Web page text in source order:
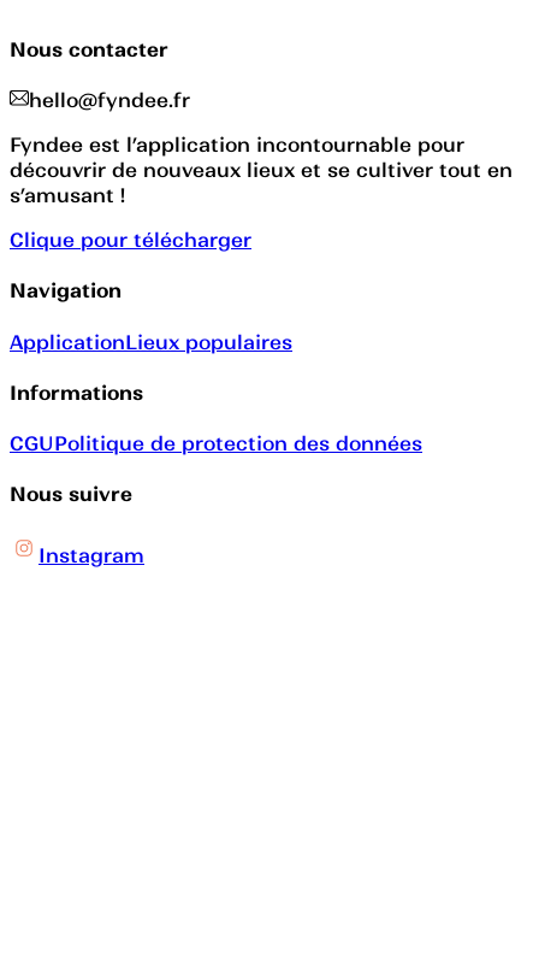
Nous contacter
hello@fyndee.fr
Fyndee est l’application incontournable pour
découvrir de nouveaux lieux et se cultiver tout en
s’amusant !
Clique pour télécharger
Navigation
ApplicationLieux populaires
Informations
CGUPolitique de protection des données
Nous suivre
Instagram